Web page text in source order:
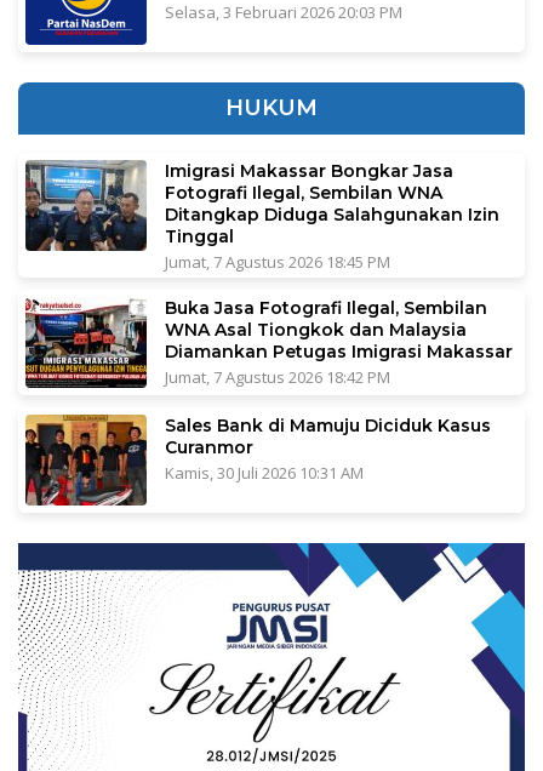
Selasa, 3 Februari 2026 20:03 PM
HUKUM
Imigrasi Makassar Bongkar Jasa
Fotografi Ilegal, Sembilan WNA
Ditangkap Diduga Salahgunakan Izin
Tinggal
Jumat, 7 Agustus 2026 18:45 PM
Buka Jasa Fotografi Ilegal, Sembilan
WNA Asal Tiongkok dan Malaysia
Diamankan Petugas Imigrasi Makassar
Jumat, 7 Agustus 2026 18:42 PM
Sales Bank di Mamuju Diciduk Kasus
Curanmor
Kamis, 30 Juli 2026 10:31 AM